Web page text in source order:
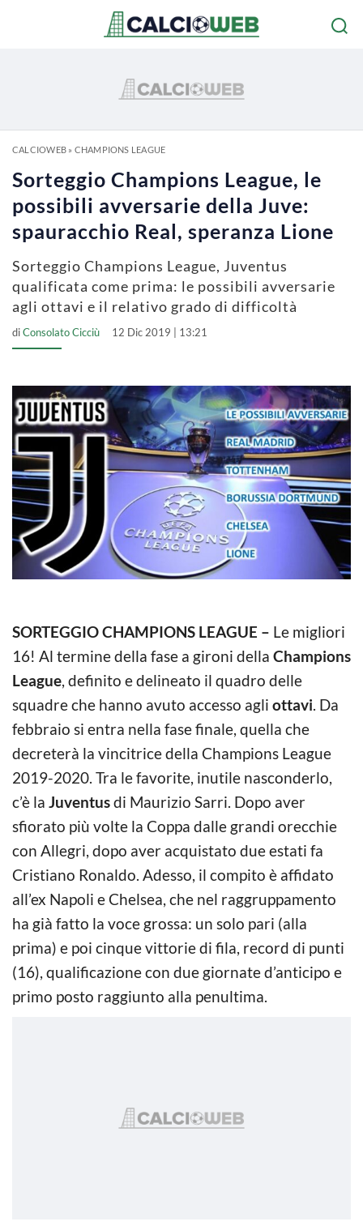
CALCIOWEB» CHAMPIONS LEAGUE
Sorteggio Champions League, le
possibili avversarie della Juve:
spauracchio Real, speranza Lione
Sorteggio Champions League, Juventus
qualificata come prima: le possibili avversarie
agli ottavi e il relativo grado di difficoltà
diConsolato Cicciù 12 Dic 2019 | 13:21
SORTEGGIO CHAMPIONS LEAGUE – Le migliori
16! Al termine della fase a gironi della Champions
League, definito e delineato il quadro delle
squadre che hanno avuto accesso agli ottavi. Da
febbraio si entra nella fase finale, quella che
decreterà la vincitrice della Champions League
2019-2020. Tra le favorite, inutile nasconderlo,
c’è la Juventusdi Maurizio Sarri. Dopo aver
sfiorato più volte la Coppa dalle grandi orecchie
con Allegri, dopo aver acquistato due estati fa
Cristiano Ronaldo. Adesso, il compito è affidato
all’ex Napoli e Chelsea, che nel raggruppamento
ha già fatto la voce grossa: un solo pari (alla
prima) e poi cinque vittorie di fila, record di punti
(16), qualificazione con due giornate d’anticipo e
primo posto raggiunto alla penultima.